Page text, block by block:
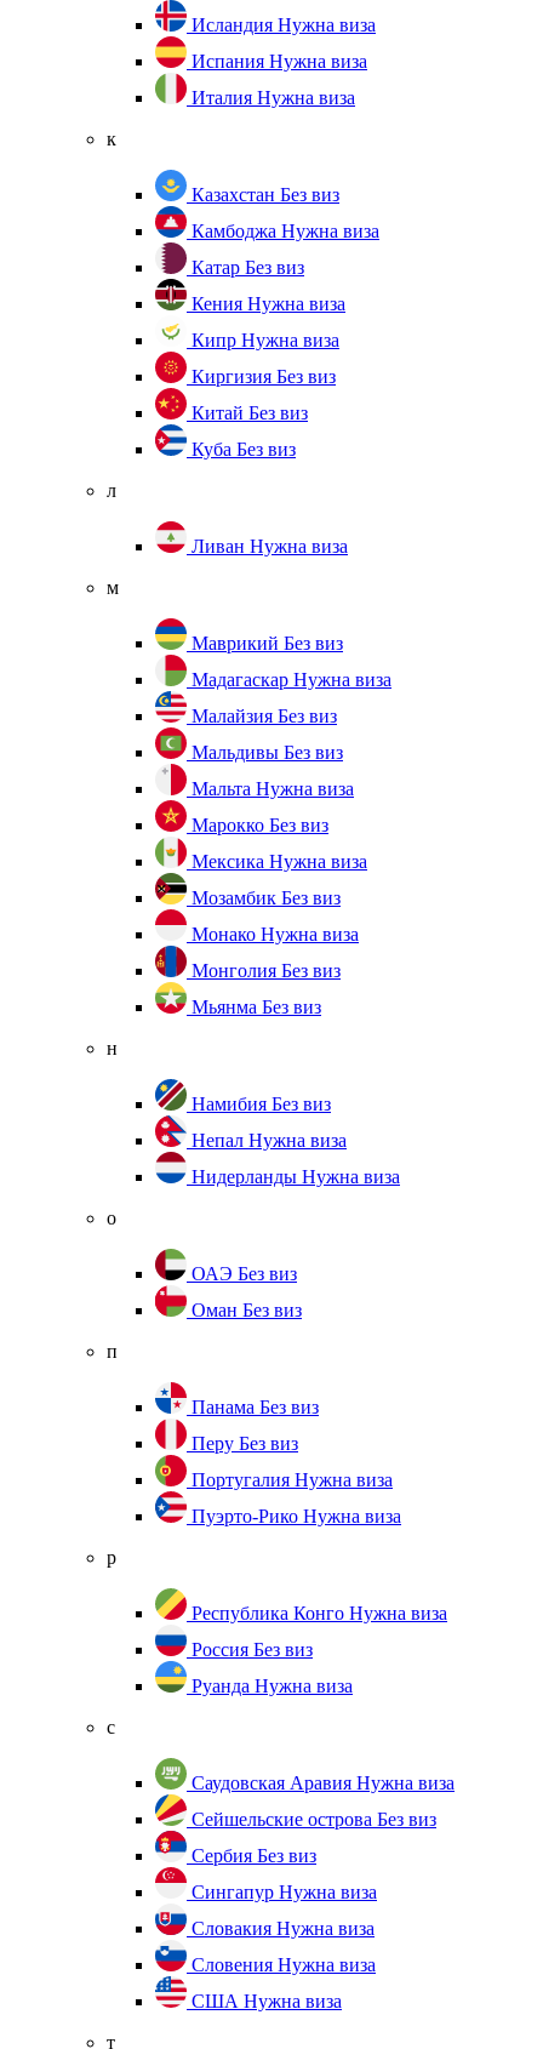
Исландия Нужна виза
Испания Нужна виза
Италия Нужна виза
к
Казахстан Без виз
Камбоджа Нужна виза
Катар Без виз
Кения Нужна виза
Кипр Нужна виза
Киргизия Без виз
Китай Без виз
Куба Без виз
л
Ливан Нужна виза
м
Маврикий Без виз
Мадагаскар Нужна виза
Малайзия Без виз
Мальдивы Без виз
Мальта Нужна виза
Марокко Без виз
Мексика Нужна виза
Мозамбик Без виз
Монако Нужна виза
Монголия Без виз
Мьянма Без виз
н
Намибия Без виз
Непал Нужна виза
Нидерланды Нужна виза
о
ОАЭ Без виз
Оман Без виз
п
Панама Без виз
Перу Без виз
Португалия Нужна виза
Пуэрто-Рико Нужна виза
р
Республика Конго Нужна виза
Россия Без виз
Руанда Нужна виза
с
Саудовская Аравия Нужна виза
Сейшельские острова Без виз
Сербия Без виз
Сингапур Нужна виза
Словакия Нужна виза
Словения Нужна виза
США Нужна виза
т